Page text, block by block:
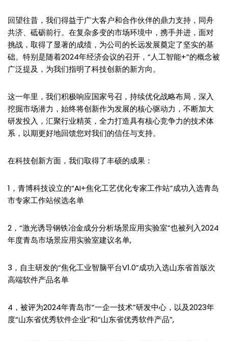
回望往昔，我们得益于广大客户和合作伙伴的鼎力支持，同舟
共济、砥砺前行。在复杂多变的市场环境中，携手并进，面对
挑战，取得了显著的成绩，为公司的长远发展奠定了坚实的基
础。特别是随着2024年经济会议的召开，“人工智能+”的概念被
广泛提及，为我们指明了科技创新的新方向。
这一年里，我们积极响应国家号召，持续优化战略布局，深入
挖掘市场潜力，始终将创新作为发展的核心驱动力，不断加大
研发投入，汇聚行业精英，全力打造具有核心竞争力的技术体
系，以期更好地回馈您对我们的信任与支持。
在科技创新方面，我们取得了丰硕的成果：
1，青博科技设立的“AI+焦化工艺优化专家工作站”成功入选青岛
市专家工作站候选名单
2，“激光诱导钢铁冶金成分分析场景应用实验室”也被列入2024
年度青岛市场景应用实验室建议名单,
3，自主研发的“焦化工业智脑平台V1.0”成功入选山东省首版次
高端软件产品名单
4，被评为2024年青岛市“一企一技术”研发中心，以及2023年
度“山东省优秀软件企业”和“山东省优秀软件产品”,